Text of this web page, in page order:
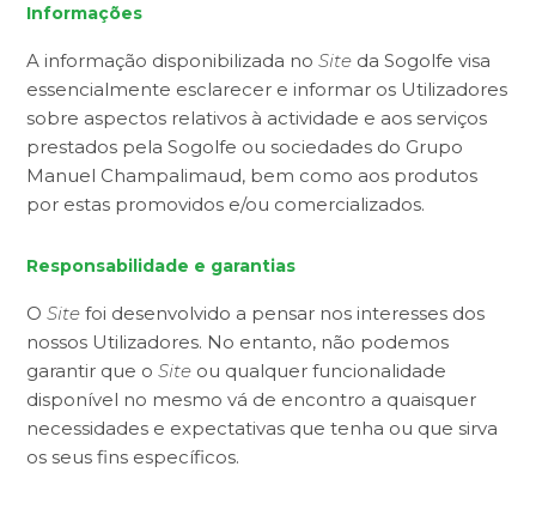
Informações
A informação disponibilizada noSite da Sogolfe visa
essencialmente esclarecer e informar os Utilizadores
sobre aspectos relativos à actividade e aos serviços
prestados pela Sogolfe ou sociedades do Grupo
Manuel Champalimaud, bem como aos produtos
por estas promovidos e/ou comercializados.
Responsabilidade e garantias
OSite foi desenvolvido a pensar nos interesses dos
nossos Utilizadores. No entanto, não podemos
garantir que oSite ou qualquer funcionalidade
disponível no mesmo vá de encontro a quaisquer
necessidades e expectativas que tenha ou que sirva
os seus fins específicos.